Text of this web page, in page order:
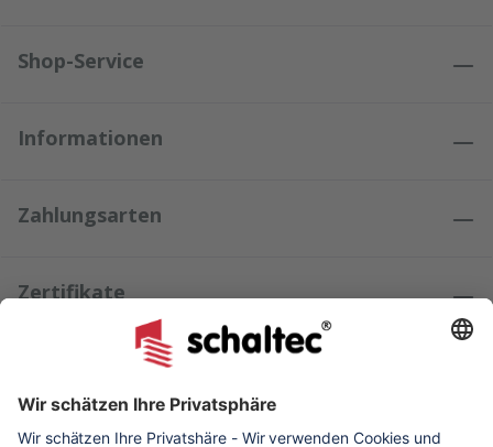
Shop-Service
Informationen
Zahlungsarten
Zertifikate
Kundenmeinungen